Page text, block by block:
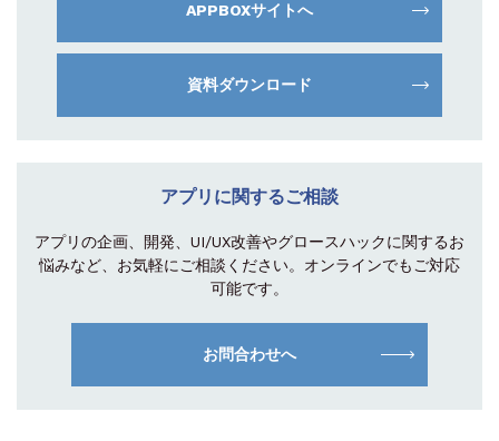
APPBOXサイトへ
資料ダウンロード
アプリに関するご相談
アプリの企画、開発、UI/UX改善やグロースハックに関するお
悩みなど、お気軽にご相談 ください。オンラインでもご対応
可能です。
お問合わせへ